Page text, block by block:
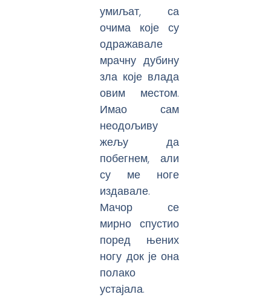
умиљат, са
очима које су
одражавале
мрачну дубину
зла које влада
овим местом.
Имао сам
неодољиву
жељу да
побегнем, али
су ме ноге
издавале.
Мачор се
мирно спустио
поред њених
ногу док је она
полако
устајала.